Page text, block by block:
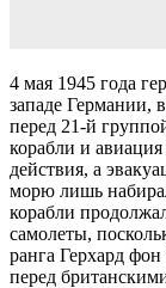
4 мая 1945 года
западе Германии,
перед 21-й
корабли и
действия, а
морю лишь
корабли
самолеты,
ранга Герхард
перед